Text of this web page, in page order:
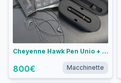
Cheyenne Hawk Pen Unio + Cheyenne PU III
800€ Macchinette